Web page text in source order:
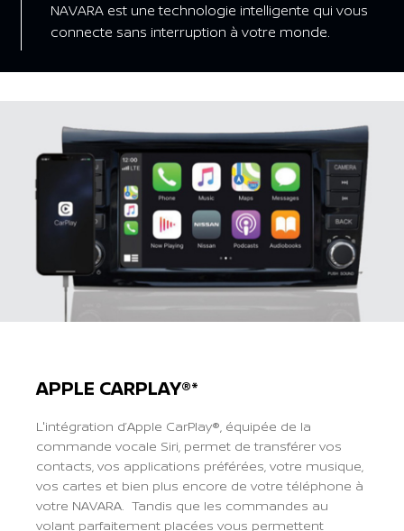
NAVARA est une technologie intelligente qui vous
connecte sans interruption à votre monde.
APPLE CARPLAY®*
L'intégration d’Apple CarPlay®, équipée de la
commande vocale Siri, permet de transférer vos
contacts, vos applications préférées, votre musique,
vos cartes et bien plus encore de votre téléphone à
votre NAVARA. Tandis que les commandes au
volant parfaitement placées vous permettent